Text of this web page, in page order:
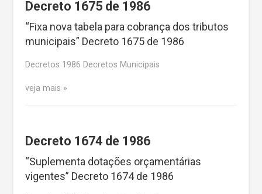
Decreto 1675 de 1986
“Fixa nova tabela para cobrança dos tributos
municipais” Decreto 1675 de 1986
Decretos 1986 Decretos Municipais
veja mais
Decreto 1674 de 1986
“Suplementa dotações orçamentárias
vigentes” Decreto 1674 de 1986